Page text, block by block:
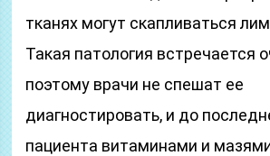
тканях могут скапливаться
Такая патология встречается
поэтому врачи не спешат ее
диагностировать, и до
пациента витаминами и